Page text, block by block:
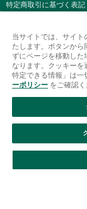
絞り込み
特定商取引に基づく表記
Afternoon Tea(アフ
キッチン・ダイニング
毎日新
当サイトでは、サイ
たします。ボタンか
ずにページを移動した
なります。クッキーを
特定できる情報」は一
ーポリシー をご確認く